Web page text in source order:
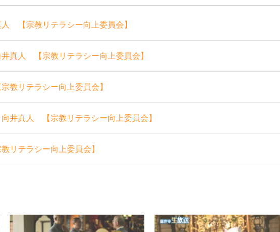
【宗教リテラシー向上委員会】
真人 【宗教リテラシー向上委員会】
リテラシー向上委員会】
井真人 【宗教リテラシー向上委員会】
テラシー向上委員会】